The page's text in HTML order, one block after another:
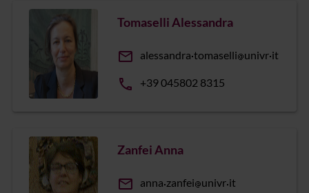
Tomaselli Alessandra
email alessandra tomaselli univr it
phone +39 045802 8315
Zanfei Anna
email anna zanfei univr it